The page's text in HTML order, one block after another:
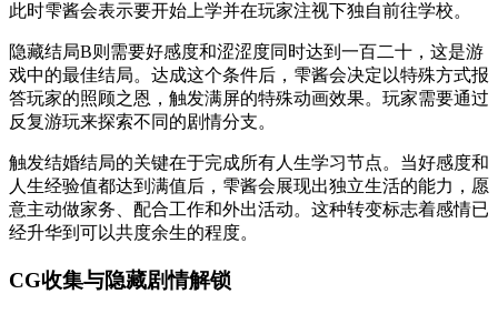
此时雫酱会表示要开始上学并在玩家注视下独自前往学校。
隐藏结局B则需要好感度和涩涩度同时达到一百二十，这是游
戏中的最佳结局。达成这个条件后，雫酱会决定以特殊方式报
答玩家的照顾之恩，触发满屏的特殊动画效果。玩家需要通过
反复游玩来探索不同的剧情分支。
触发结婚结局的关键在于完成所有人生学习节点。当好感度和
人生经验值都达到满值后，雫酱会展现出独立生活的能力，愿
意主动做家务、配合工作和外出活动。这种转变标志着感情已
经升华到可以共度余生的程度。
CG收集与隐藏剧情解锁